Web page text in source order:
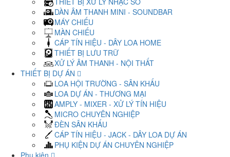
DÀN ÂM THANH MINI - SOUNDBAR
MÁY CHIẾU
MÀN CHIẾU
CÁP TÍN HIỆU - DÂY LOA HOME
THIẾT BỊ LƯU TRỮ
XỬ LÝ ÂM THANH - NỘI THẤT
THIẾT BỊ DỰ ÁN
LOA HỘI TRƯỜNG - SÂN KHẤU
LOA DỰ ÁN - THƯƠNG MẠI
AMPLY - MIXER - XỬ LÝ TÍN HIỆU
MICRO CHUYÊN NGHIỆP
ĐÈN SÂN KHẤU
CÁP TÍN HIỆU - JACK - DÂY LOA DỰ ÁN
PHỤ KIỆN DỰ ÁN CHUYÊN NGHIỆP
Phụ kiện